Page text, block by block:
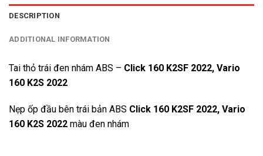
DESCRIPTION
ADDITIONAL INFORMATION
Tai thỏ trái đen nhám ABS – Click 160 K2SF 2022, Vario
160 K2S 2022
Nẹp ốp đầu bên trái bản ABS Click 160 K2SF 2022, Vario
160 K2S 2022 màu đen nhám